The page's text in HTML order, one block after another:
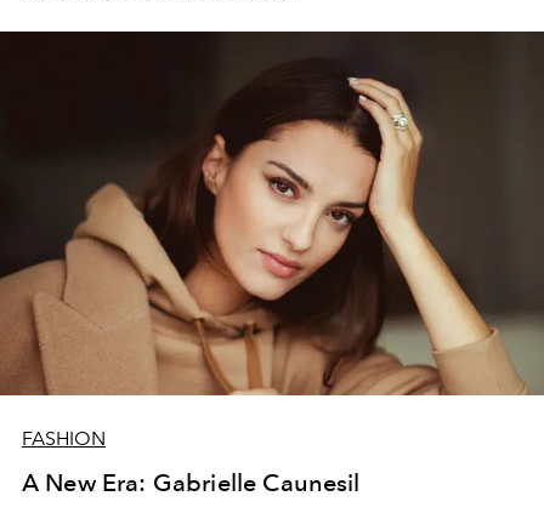
ricordiamo del suo stile e del suo volto. Dalle sue parole
si capisce che il suo non è un semplice lavoro, bensì una
vocazione: è questa la chiave del suo successo.
FASHION
A New Era: Gabrielle Caunesil